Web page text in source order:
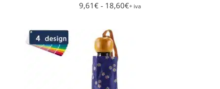
9,61€ - 18,60€+ iva